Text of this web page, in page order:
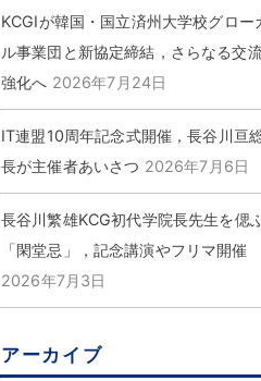
KCGIが韓国・国立済州大学校グロー
ル事業団と新協定締結，さらなる交
強化へ 2026年7月24日
IT連盟10周年記念式開催，長谷川亘
長が主催者あいさつ 2026年7月6日
長谷川繁雄KCG初代学院長先生を偲
「閑堂忌」，記念講演やフリマ開催
2026年7月3日
アーカイブ